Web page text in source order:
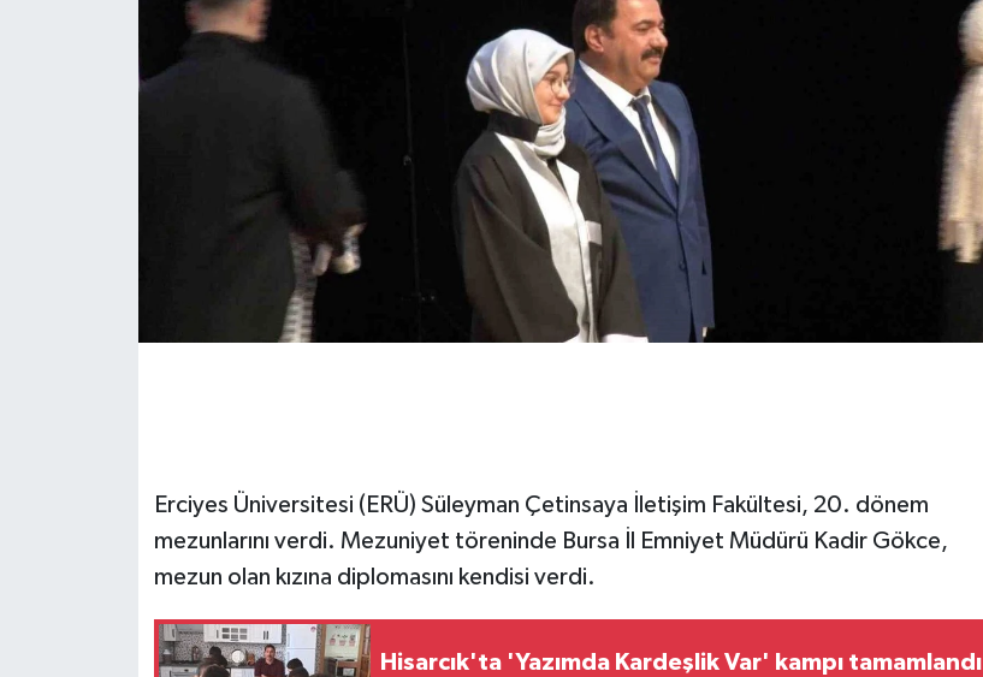
Erciyes Üniversitesi (ERÜ) Süleyman Çetinsaya İletişim Fakültesi, 20. dönem
mezunlarını verdi. Mezuniyet töreninde Bursa İl Emniyet Müdürü Kadir Gökce,
mezun olan kızına diplomasını kendisi verdi.
Hisarcık'ta 'Yazımda Kardeşlik Var' kampı tamamlandı
EKONOMİ